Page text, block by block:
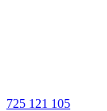
725 121 105